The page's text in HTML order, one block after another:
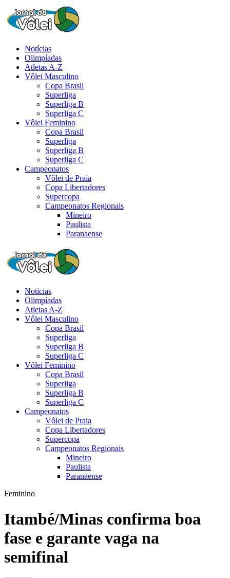
Notícias
Olimpíadas
Atletas A-Z
Vôlei Masculino
Copa Brasil
Superliga
Superliga B
Superliga C
Vôlei Feminino
Copa Brasil
Superliga
Superliga B
Superliga C
Campeonatos
Vôlei de Praia
Copa Libertadores
Supercopa
Campeonatos Regionais
Mineiro
Paulista
Paranaense
Notícias
Olimpíadas
Atletas A-Z
Vôlei Masculino
Copa Brasil
Superliga
Superliga B
Superliga C
Vôlei Feminino
Copa Brasil
Superliga
Superliga B
Superliga C
Campeonatos
Vôlei de Praia
Copa Libertadores
Supercopa
Campeonatos Regionais
Mineiro
Paulista
Paranaense
Feminino
Itambé/Minas confirma boa
fase e garante vaga na
semifinal